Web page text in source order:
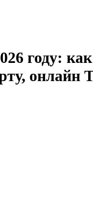
году: